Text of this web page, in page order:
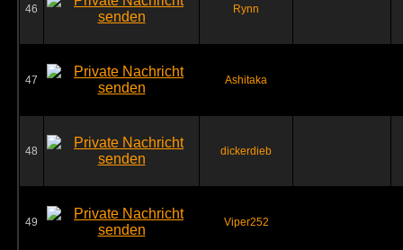
46 Rynn
47 Ashitaka
48 dickerdieb
49 Viper252